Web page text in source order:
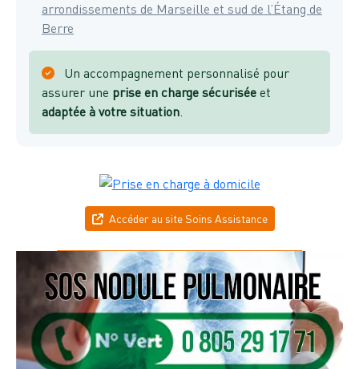
arrondissements de Marseille et sud de l’Étang de
Berre
Un accompagnement personnalisé pour
assurer une prise en charge sécurisée et
adaptée à votre situation.
Accéder au site Soins Assistance